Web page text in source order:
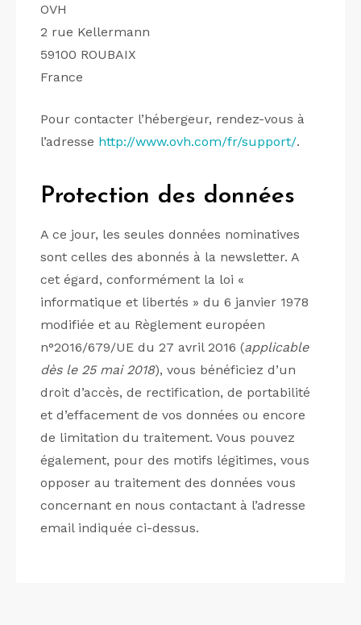
OVH
2 rue Kellermann
59100 ROUBAIX
France
Pour contacter l’hébergeur, rendez-vous à
l’adresse http://www.ovh.com/fr/support/.
Protection des données
A ce jour, les seules données nominatives
sont celles des abonnés à la newsletter. A
cet égard, conformément la loi «
informatique et libertés » du 6 janvier 1978
modifiée et au Règlement européen
n°2016/679/UE du 27 avril 2016 (applicable
dès le 25 mai 2018), vous bénéficiez d’un
droit d’accès, de rectification, de portabilité
et d’effacement de vos données ou encore
de limitation du traitement. Vous pouvez
également, pour des motifs légitimes, vous
opposer au traitement des données vous
concernant en nous contactant à l’adresse
email indiquée ci-dessus.